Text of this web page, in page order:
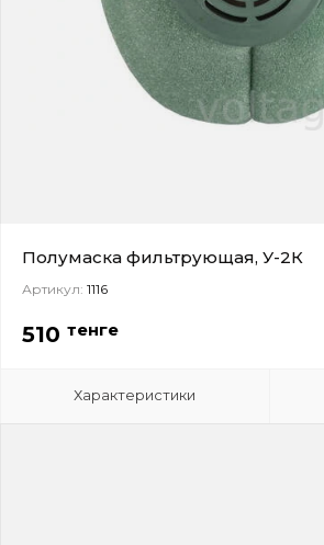
Полумаска фильтрующая, У-2К
Артикул: 1116
510 тенге
Характеристики